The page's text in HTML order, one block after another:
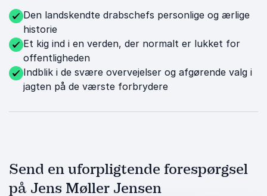
Den landskendte drabschefs personlige og ærlige
historie
Et kig ind i en verden, der normalt er lukket for
offentligheden
Indblik i de svære overvejelser og afgørende valg i
jagten på de værste forbrydere
Send en uforpligtende forespørgsel
på Jens Møller Jensen